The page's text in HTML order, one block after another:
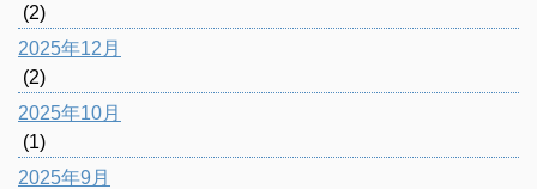
(2)
2025年12月
(2)
2025年10月
(1)
2025年9月